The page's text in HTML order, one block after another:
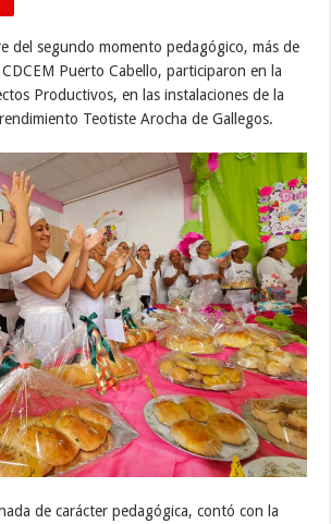
del segundo momento pedagógico, más de
Puerto Cabello, participaron en la
Productivos, en las instalaciones de la
Teotiste Arocha de Gallegos.
de carácter pedagógica, contó con la